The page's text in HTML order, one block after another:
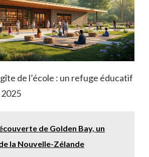
de l’école : un refuge éducatif
de Golden Bay, un
la Nouvelle-Zélande